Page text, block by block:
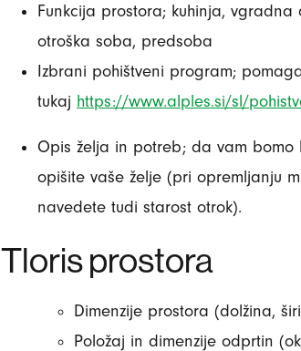
Funkcija prostora; kuhinja,
otroška soba, predsoba
Izbrani pohištveni program;
tukaj https://www.alples.si/sl/
Opis želja in potreb; da vam bomo
opišite vaše želje (pri opremljanju
navedete tudi starost otrok).
Tloris prostora
Dimenzije prostora (dolžina,
Položaj in dimenzije odprtin